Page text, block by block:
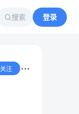
搜索 登录
关注